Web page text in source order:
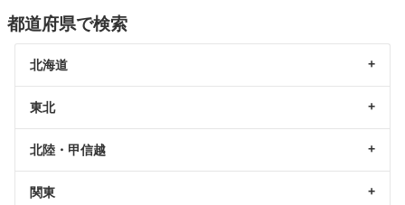
都道府県で検索
北海道
東北
北陸・甲信越
関東